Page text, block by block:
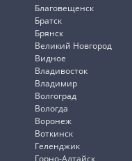
Благовещенск
Братск
Брянск
Великий Новгород
Видное
Владивосток
Владимир
Волгоград
Вологда
Воронеж
Воткинск
Геленджик
Горно-Алтайск